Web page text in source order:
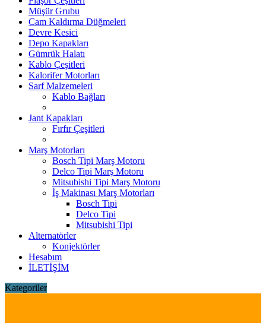
Müşür Grubu
Cam Kaldırma Düğmeleri
Devre Kesici
Depo Kapakları
Gümrük Halatı
Kablo Çeşitleri
Kalorifer Motorları
Sarf Malzemeleri
Kablo Bağları
Jant Kapakları
Fırfır Çeşitleri
Marş Motorları
Bosch Tipi Marş Motoru
Delco Tipi Marş Motoru
Mitsubishi Tipi Marş Motoru
İş Makinası Marş Motorları
Bosch Tipi
Delco Tipi
Mitsubishi Tipi
Alternatörler
Konjektörler
Hesabım
İLETİŞİM
Kategoriler